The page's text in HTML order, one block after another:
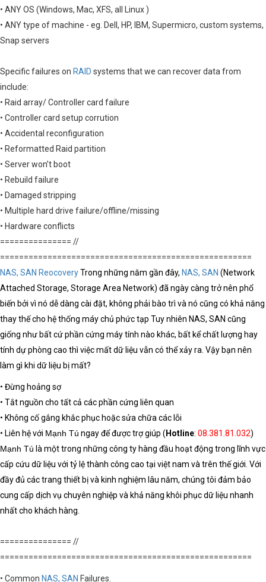
• ANY OS (Windows, Mac, XFS, all Linux )
• ANY type of machine - eg. Dell, HP, IBM, Supermicro, custom systems,
Snap servers
Specific failures on RAID systems that we can recover data from
include:
• Raid array/ Controller card failure
• Controller card setup corrution
• Accidental reconfiguration
• Reformatted Raid partition
• Server won’t boot
• Rebuild failure
• Damaged stripping
• Multiple hard drive failure/offline/missing
• Hardware conflicts
=============== //
=====================================================
NAS, SAN ReocoveryTrong những năm gần đây, NAS, SAN (Network
Attached Storage, Storage Area Network) đã ngày càng trở nên phổ
biến bởi vì nó dễ dàng cài đặt, không phải bào trì và nó cũng có khả năng
thay thế cho hệ thống máy chủ phức tạp Tuy nhiên NAS, SAN cũng
giống như bất cứ phần cứng máy tính nào khác, bất kể chất lượng hay
tính dự phòng cao thì việc mất dữ liệu vẫn có thể xảy ra. Vậy bạn nên
làm gì khi dữ liệu bị mất?
• Đừng hoảng sợ
• Tắt nguồn cho tất cả các phần cứng liên quan
• Không cố gắng khắc phục hoặc sửa chữa các lỗi
• Liên hệ với Mạnh Tú ngay để được trợ giúp ( Hotline: 08.381.81.032)
Mạnh Tú là một trong những công ty hàng đầu hoạt động trong lĩnh vực
cấp cứu dữ liệu với tỷ lệ thành công cao tại việt nam và trên thế giới. Với
đầy đủ các trang thiết bị và kinh nghiệm lâu năm, chúng tôi đảm bảo
cung cấp dịch vụ chuyên nghiệp và khả năng khôi phục dữ liệu nhanh
nhất cho khách hàng.
=============== //
=====================================================
• Common NAS, SAN Failures.